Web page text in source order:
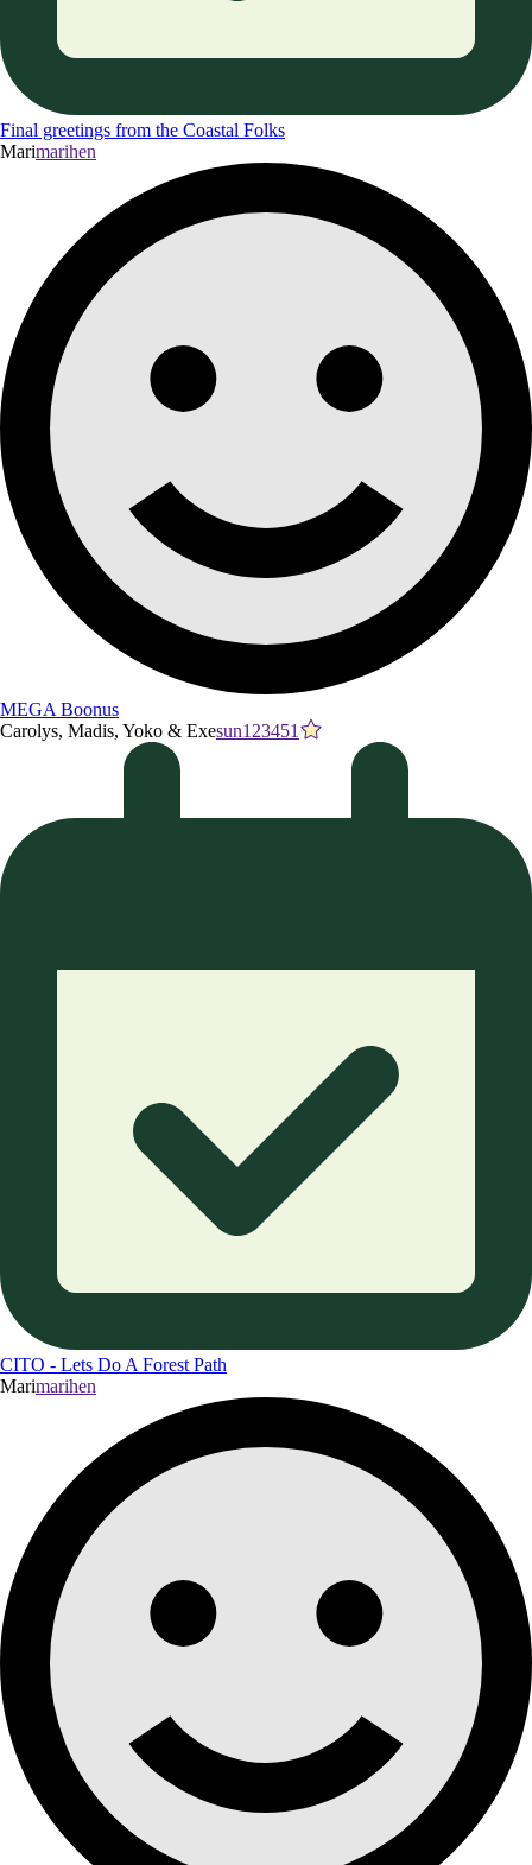
Final greetings from the Coastal Folks
Marimarihen
MEGA Boonus
Carolys, Madis, Yoko & Exesun123451
CITO - Lets Do A Forest Path
Marimarihen